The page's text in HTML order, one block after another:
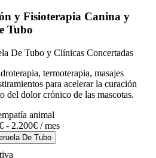
y Fisioterapia Canina y
Tubo
De Tubo y Clínicas Concertadas
termoterapia, masajes
para acelerar la curación
del dolor crónico de las mascotas.
animal
- 2.200€ / mes
De Tubo